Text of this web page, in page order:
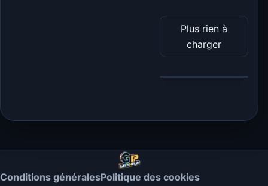
Plus rien à
charger
Conditions généralesPolitique des cookies